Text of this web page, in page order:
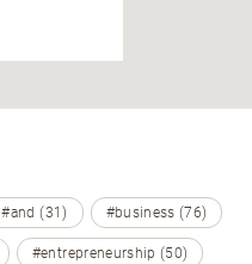
#and (31) #business (76)
#entrepreneurship (50)